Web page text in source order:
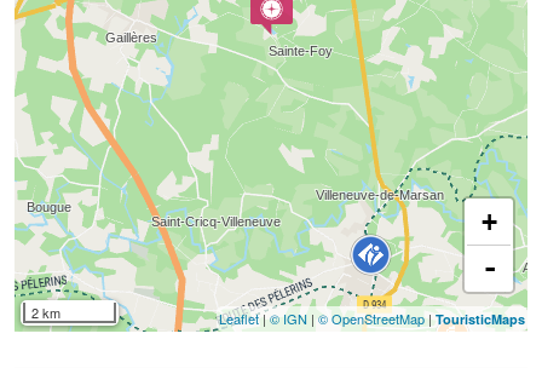
2 km
+
-
Leaflet|© IGN | © OpenStreetMap | TouristicMaps